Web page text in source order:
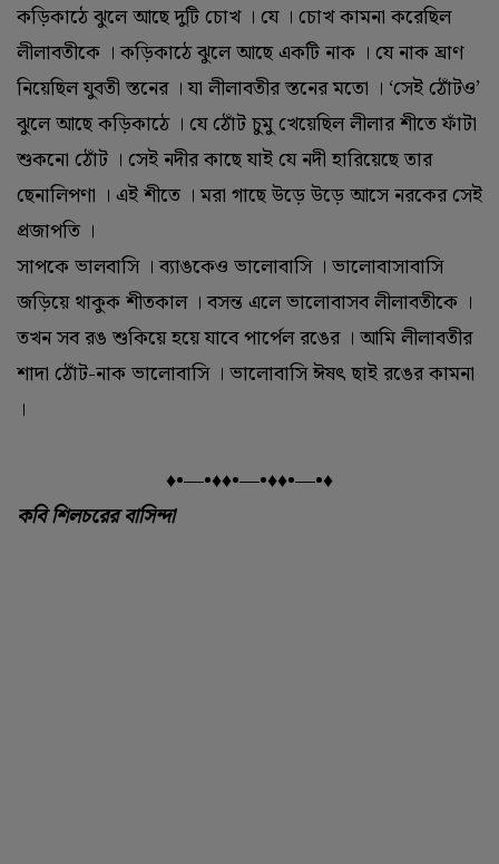
কড়িকাঠে ঝুলে আছে দুটি চোখ । যে । চোখ কামনা করেছিল
লীলাবতীকে । কড়িকাঠে ঝুলে আছে একটি নাক । যে নাক ঘ্রাণ
নিয়েছিল যুবতী স্তনের । যা লীলাবতীর স্তনের মতো । ‘সেই ঠোঁটও’
ঝুলে আছে কড়িকাঠে । যে ঠোঁট চুমু খেয়েছিল লীলার শীতে ফাঁটা
শুকনো ঠোঁট । সেই নদীর কাছে যাই যে নদী হারিয়েছে তার
ছেনালিপণা । এই শীতে । মরা গাছে উড়ে উড়ে আসে নরকের সেই
প্রজাপতি ।
সাপকে ভালবাসি । ব্যাঙকেও ভালোবাসি । ভালোবাসাবাসি
জড়িয়ে থাকুক শীতকাল । বসন্ত এলে ভালোবাসব লীলাবতীকে ।
তখন সব রঙ শুকিয়ে হয়ে যাবে পার্পেল রঙের । আমি লীলাবতীর
শাদা ঠোঁট-নাক ভালোবাসি । ভালোবাসি ঈষৎ ছাই রঙের কামনা
।
♦•—•♦♦•—•♦♦•—•♦
কবি শিলচরের বাসিন্দা